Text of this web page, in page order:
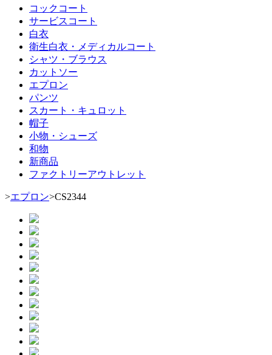
コックコート
サービスコート
白衣
衛生白衣・メディカルコート
シャツ・ブラウス
カットソー
エプロン
パンツ
スカート・キュロット
帽子
小物・シューズ
和物
新商品
ファクトリーアウトレット
>エプロン>CS2344